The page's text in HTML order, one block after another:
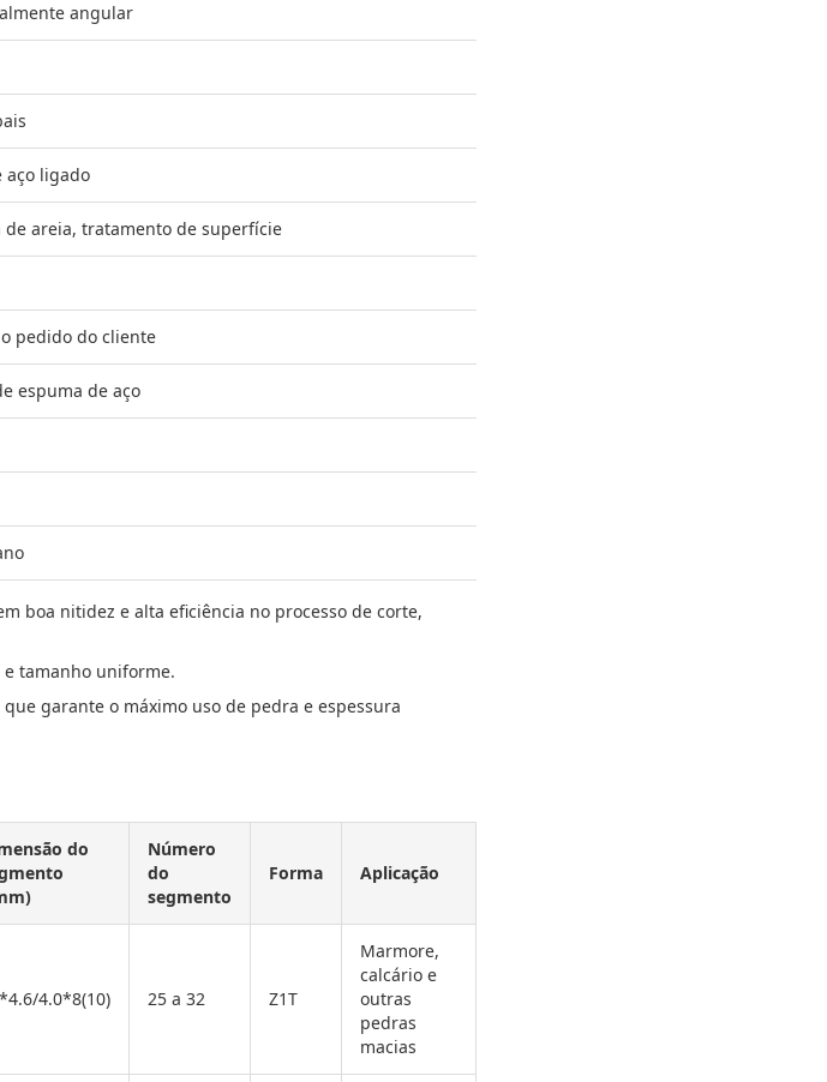
angular
aço ligado
de areia, tratamento de superfície
pedido do cliente
espuma de aço
boa nitidez e alta eficiência no processo de corte,
tamanho uniforme.
garante o máximo uso de pedra e espessura
do
Número
do
segmento
Forma Aplicação
4.0*8(10) 25 a 32 Z1T
Marmore,
calcário e
outras
pedras
macias